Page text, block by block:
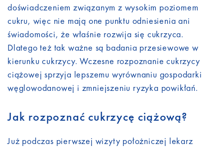
doświadczeniem związanym z wysokim poziomem
cukru, więc nie mają one punktu odniesienia ani
świadomości, że właśnie rozwija się cukrzyca.
Dlatego też tak ważne są badania przesiewowe w
kierunku cukrzycy. Wczesne rozpoznanie cukrzycy
ciążowej sprzyja lepszemu wyrównaniu gospodarki
węglowodanowej i zmniejszeniu ryzyka powikłań.
Jak rozpoznać cukrzycę ciążową?
Już podczas pierwszej wizyty położniczej lekarz